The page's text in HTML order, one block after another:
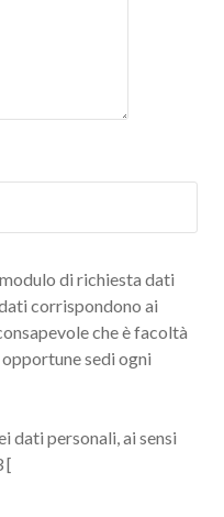
di richiesta dati
corrispondono ai
che è facoltà
sedi ogni
dati personali, ai sensi
[